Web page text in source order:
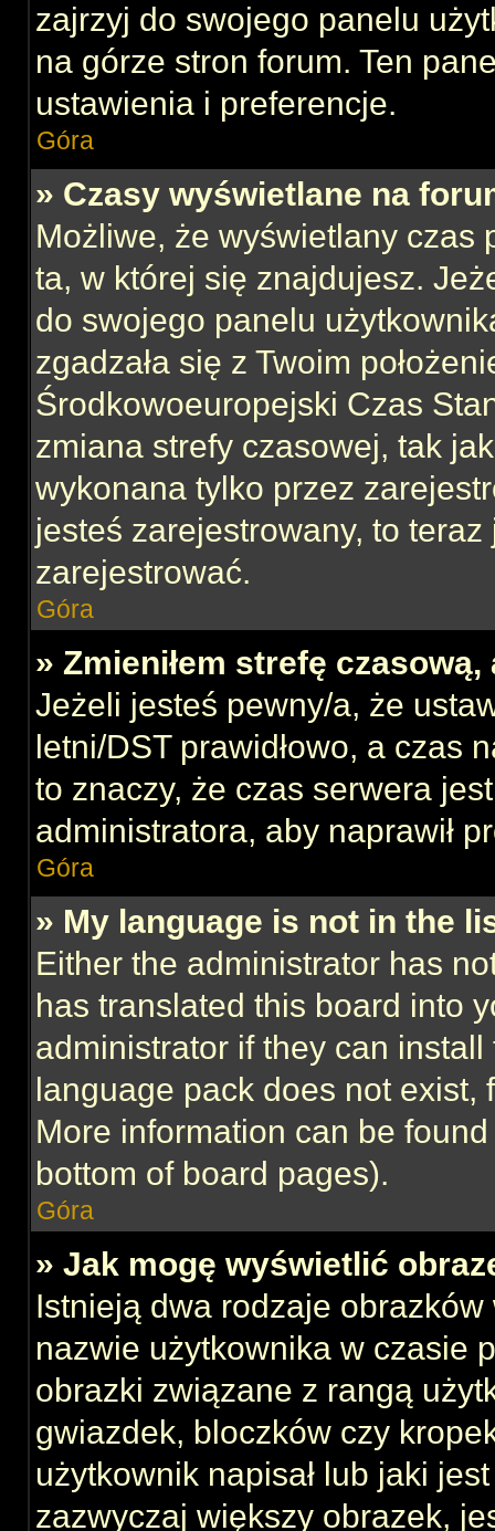
zajrzyj do swojego panelu
na górze stron forum. Ten
ustawienia i preferencje.
Góra
» Czasy wyświetlane na
Możliwe, że wyświetlany czas
ta, w której się znajdujesz.
do swojego panelu
zgadzała się z Twoim
Środkowoeuropejski Czas
zmiana strefy czasowej, tak
wykonana tylko przez
jesteś zarejestrowany, to
zarejestrować.
Góra
» Zmieniłem strefę
Jeżeli jesteś pewny/a, że
letni/DST prawidłowo, a czas
to znaczy, że czas serwera
administratora, aby naprawił
Góra
» My language is not in the
Either the administrator has
has translated this board into
administrator if they can
language pack does not exist,
More information can be
bottom of board pages).
Góra
» Jak mogę wyświetlić
Istnieją dwa rodzaje
nazwie użytkownika w czasie
obrazki związane z rangą
gwiazdek, bloczków czy
użytkownik napisał lub jaki
zazwyczaj większy obrazek,